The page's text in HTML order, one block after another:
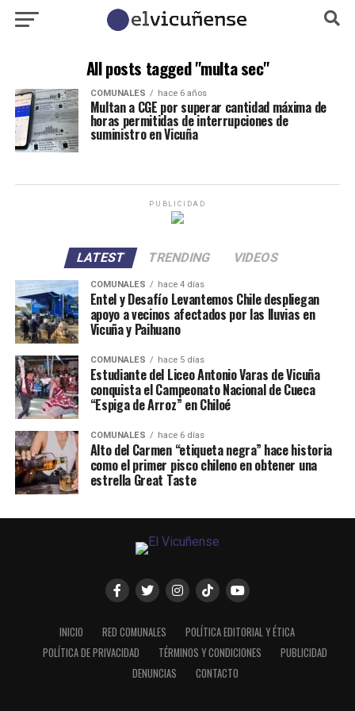
All posts tagged "multa sec"
COMUNALES hace 6 años
Multan a CGE por superar cantidad máxima de
horas permitidas de interrupciones de
suministro en Vicuña
PUBLICIDAD
LATEST TRENDING VIDEOS
COMUNALES hace 4 días
Entel y Desafío Levantemos Chile despliegan
apoyo a vecinos afectados por las lluvias en
Vicuña y Paihuano
COMUNALES hace 5 días
Estudiante del Liceo Antonio Varas de Vicuña
conquista el Campeonato Nacional de Cueca
“Espiga de Arroz” en Chiloé
COMUNALES hace 6 días
Alto del Carmen “etiqueta negra” hace historia
como el primer pisco chileno en obtener una
estrella Great Taste
INICIO RED COMUNALES
POLÍTICA EDITORIAL Y ÉTICA
POLÍTICA DE PRIVACIDAD
TÉRMINOS Y CONDICIONES
PUBLICIDAD
DENUNCIAS
CONTACTO